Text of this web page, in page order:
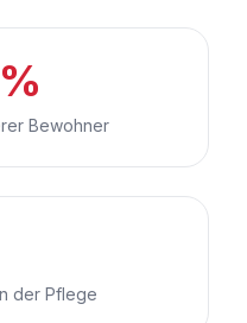
Bewohner
der Pflege